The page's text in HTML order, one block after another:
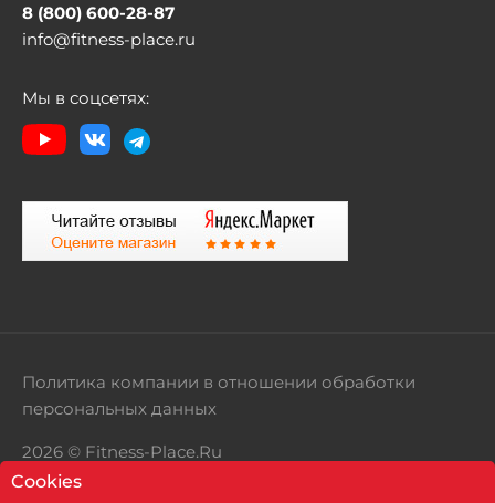
8 (800) 600-28-87
info@fitness-place.ru
Мы в соцсетях:
2026 © Fitness-Place.Ru
Территория здорового образа жизни
Политика компании в отношении обработки
персональных данных
Cookies